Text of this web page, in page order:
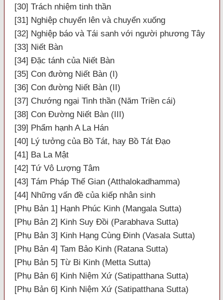
[30] Trách nhiệm tinh thần
[31] Nghiệp chuyển lên và chuyển xuống
[32] Nghiệp báo và Tái sanh với người phương Tây
[33] Niết Bàn
[34] Đặc tánh của Niết Bàn
[35] Con đường Niết Bàn (I)
[36] Con đường Niết Bàn (II)
[37] Chướng ngại Tinh thần (Năm Triền cái)
[38] Con Đường Niết Bàn (III)
[39] Phẩm hạnh A La Hán
[40] Lý tưởng của Bồ Tát, hay Bồ Tát Đạo
[41] Ba La Mật
[42] Tứ Vô Lượng Tâm
[43] Tám Pháp Thế Gian (Atthalokadhamma)
[44] Những vấn đề của kiếp nhân sinh
[Phụ Bản 1] Hạnh Phúc Kinh (Mangala Sutta)
[Phụ Bản 2] Kinh Suy Đồi (Parabhava Sutta)
[Phụ Bản 3] Kinh Hạng Cùng Đinh (Vasala Sutta)
[Phụ Bản 4] Tam Bảo Kinh (Ratana Sutta)
[Phụ Bản 5] Từ Bi Kinh (Metta Sutta)
[Phụ Bản 6] Kinh Niệm Xứ (Satipatthana Sutta)
[Phụ Bản 6] Kinh Niệm Xứ (Satipatthana Sutta)